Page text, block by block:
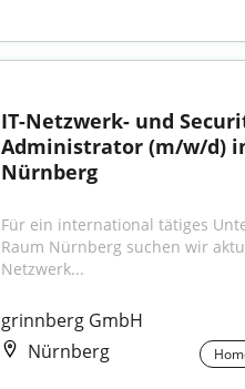
IT-Netzwerk- und
Administrator (m/w/d)
Nürnberg
Für ein international tätiges
Raum Nürnberg suchen wir
Netzwerk...
grinnberg GmbH
Nürnberg